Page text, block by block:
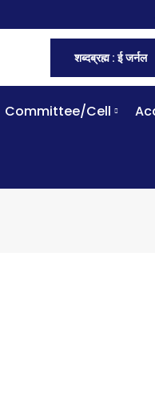
शब्दब्रह्म : ई जर्नल
Committee/Cell